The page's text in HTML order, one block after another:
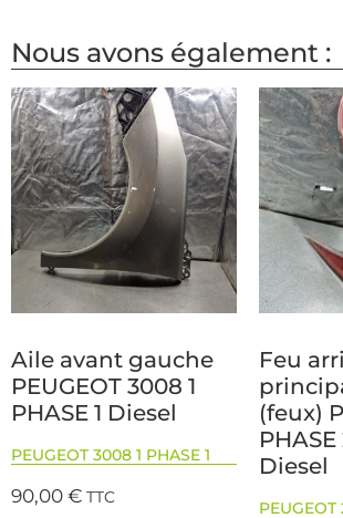
Nous avons également :
Aile avant gauche
PEUGEOT 3008 1
PHASE 1 Diesel
PEUGEOT 3008 1 PHASE 1
90,00€ TTC
Feu
(feux)
Diesel